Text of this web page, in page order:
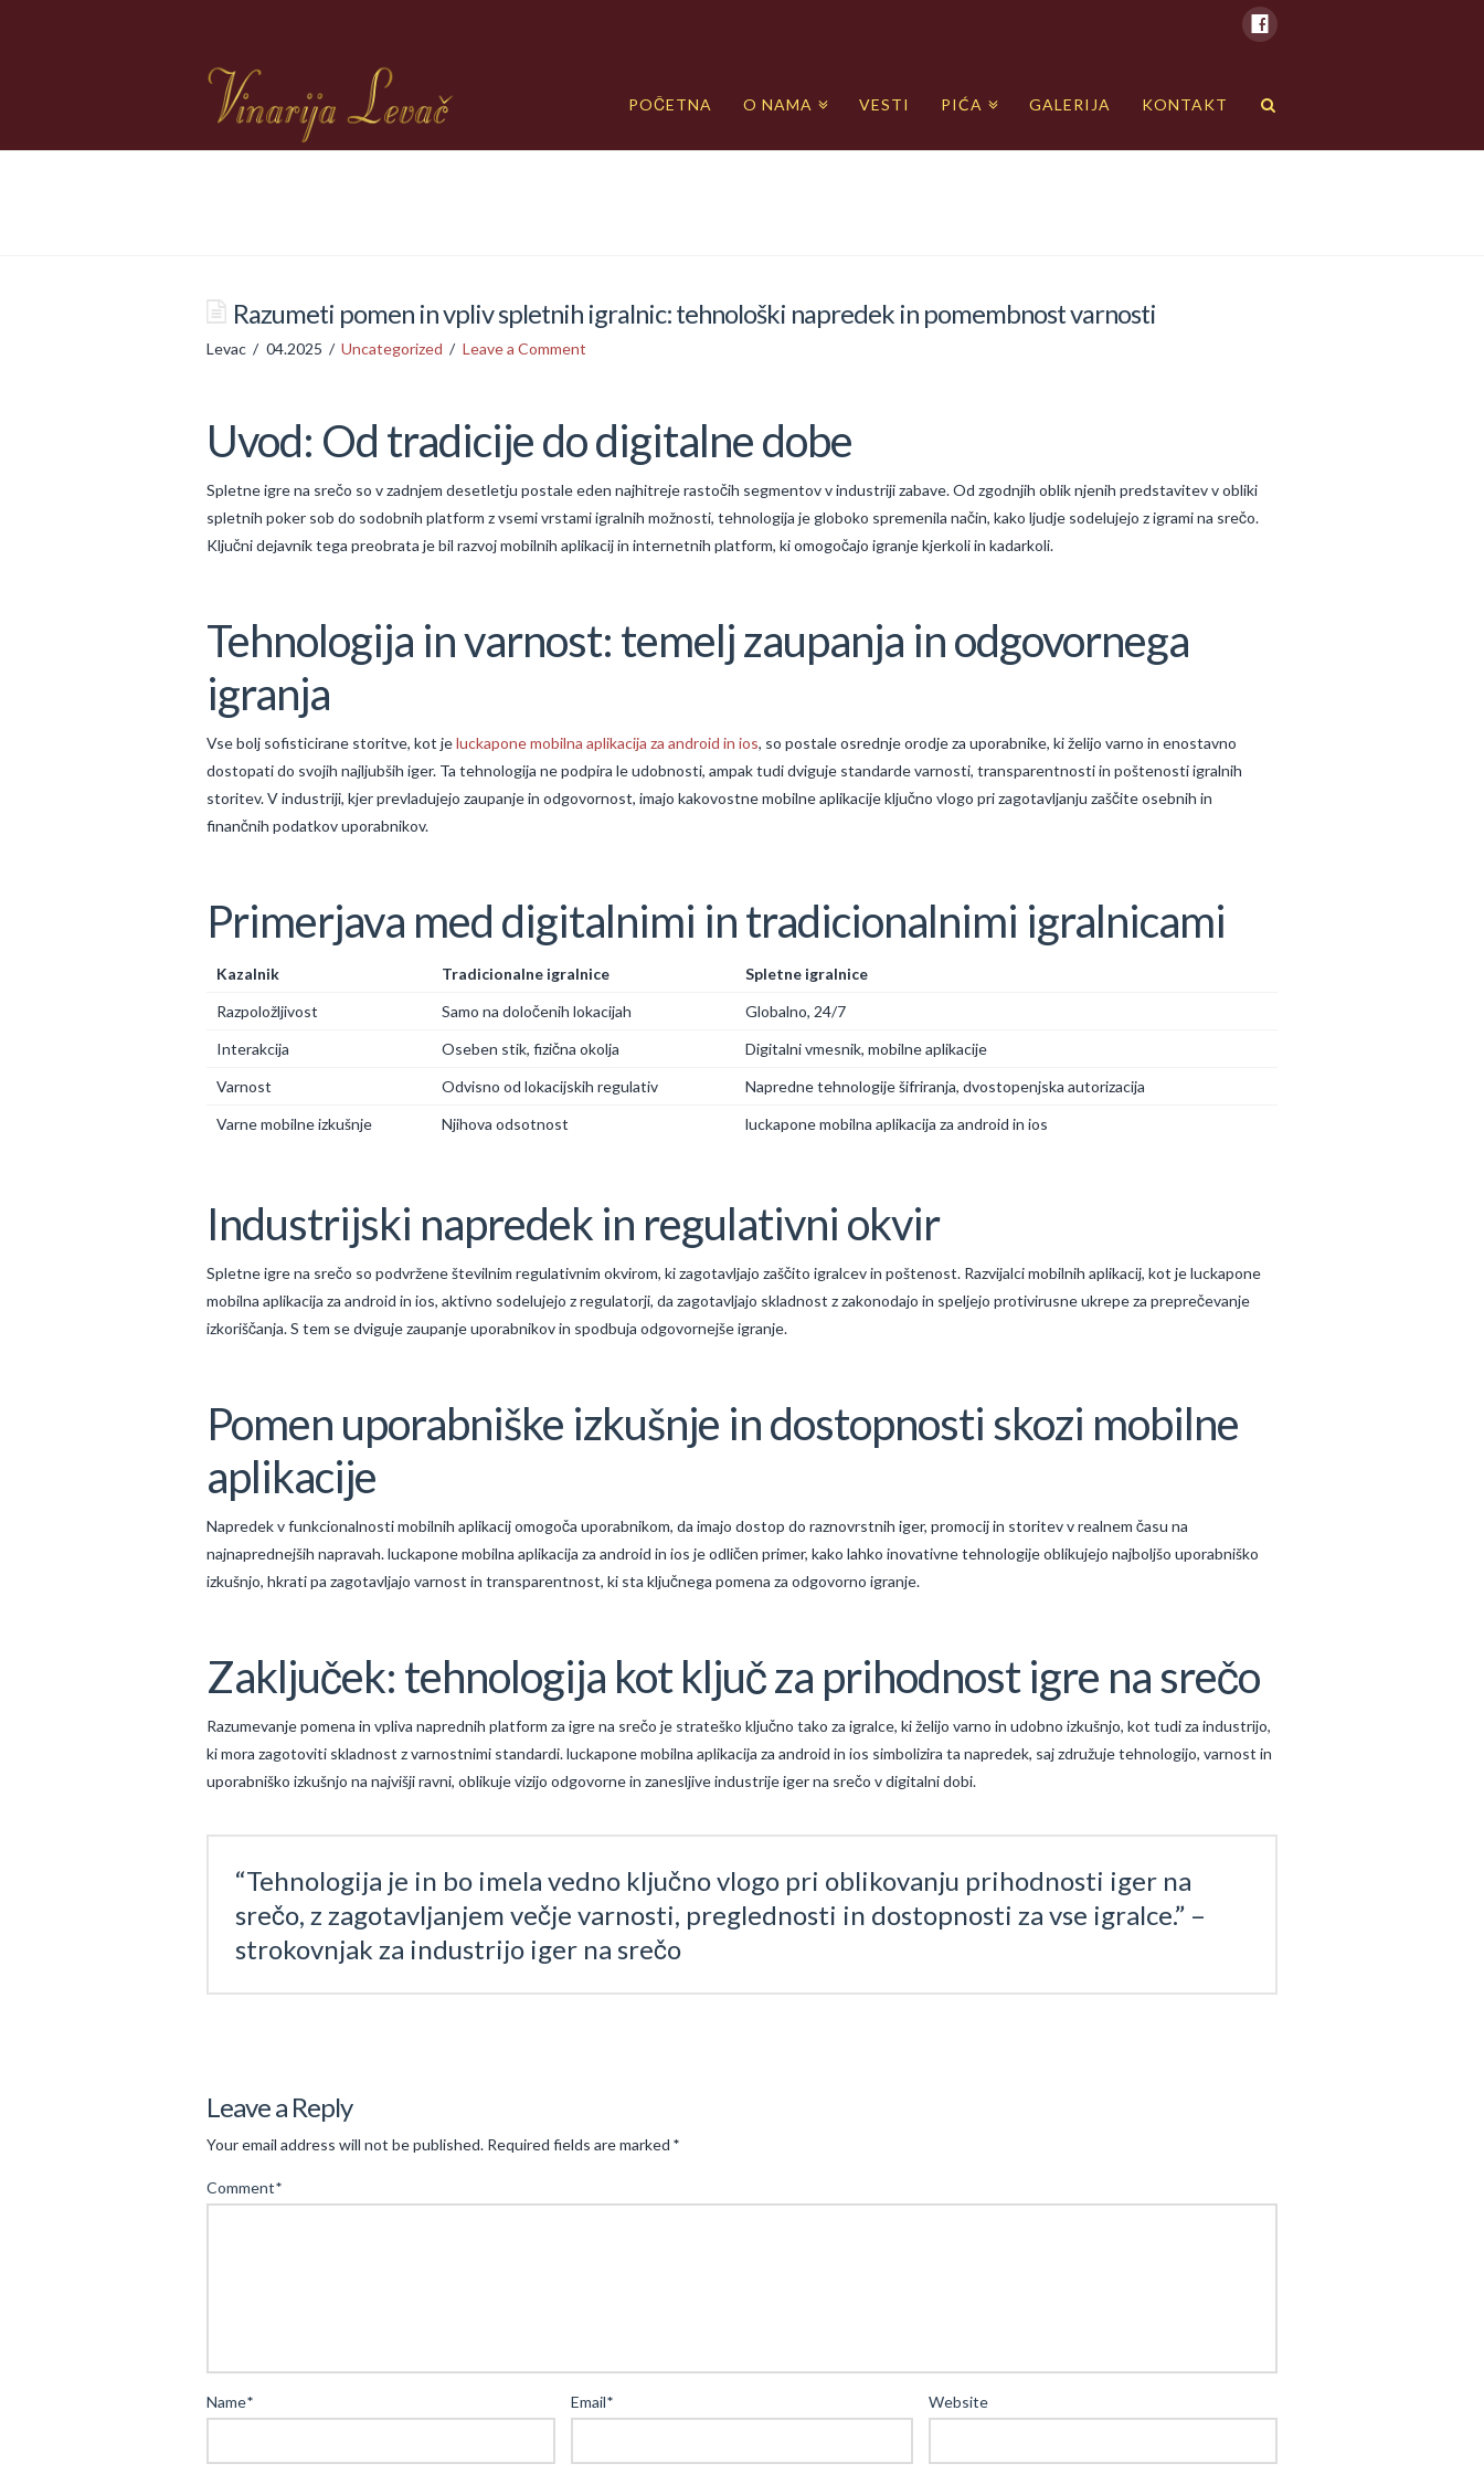
POČETNA O NAMA VESTI PIĆA GALERIJA KONTAKT
Razumeti pomen in vpliv spletnih igralnic: tehnološki napredek in pomembnost varnosti
Levac 04.2025 Uncategorized Leave a Comment
Uvod: Od tradicije do digitalne dobe
Spletne igre na srečo so v zadnjem desetletju postale eden najhitreje rastočih segmentov v industriji zabave. Od zgodnjih oblik njenih predstavitev v obliki
spletnih poker sob do sodobnih platform z vsemi vrstami igralnih možnosti, tehnologija je globoko spremenila način, kako ljudje sodelujejo z igrami na srečo.
Ključni dejavnik tega preobrata je bil razvoj mobilnih aplikacij in internetnih platform, ki omogočajo igranje kjerkoli in kadarkoli.
Tehnologija in varnost: temelj zaupanja in odgovornega
igranja
Vse bolj sofisticirane storitve, kot jeluckapone mobilna aplikacija za android in ios, so postale osrednje orodje za uporabnike, ki želijo varno in enostavno
dostopati do svojih najljubših iger. Ta tehnologija ne podpira le udobnosti, ampak tudi dviguje standarde varnosti, transparentnosti in poštenosti igralnih
storitev. V industriji, kjer prevladujejo zaupanje in odgovornost, imajo kakovostne mobilne aplikacije ključno vlogo pri zagotavljanju zaščite osebnih in
finančnih podatkov uporabnikov.
Primerjava med digitalnimi in tradicionalnimi igralnicami
Kazalnik Tradicionalne igralnice
Spletne igralnice
Razpoložljivost
Samo na določenih lokacijah
Globalno, 24/7
Interakcija
Oseben stik, fizična okolja
Digitalni vmesnik, mobilne aplikacije
Varnost
Odvisno od lokacijskih regulativ
Napredne tehnologije šifriranja, dvostopenjska autorizacija
Varne mobilne izkušnje
Njihova odsotnost luckapone mobilna aplikacija za android in ios
Industrijski napredek in regulativni okvir
Spletne igre na srečo so podvržene številnim regulativnim okvirom, ki zagotavljajo zaščito igralcev in poštenost. Razvijalci mobilnih aplikacij, kot je luckapone
mobilna aplikacija za android in ios, aktivno sodelujejo z regulatorji, da zagotavljajo skladnost z zakonodajo in speljejo protivirusne ukrepe za preprečevanje
izkoriščanja. S tem se dviguje zaupanje uporabnikov in spodbuja odgovornejše igranje.
Pomen uporabniške izkušnje in dostopnosti skozi mobilne
aplikacije
Napredek v funkcionalnosti mobilnih aplikacij omogoča uporabnikom, da imajo dostop do raznovrstnih iger, promocij in storitev v realnem času na
najnaprednejših napravah. luckapone mobilna aplikacija za android in ios je odličen primer, kako lahko inovativne tehnologije oblikujejo najboljšo uporabniško
izkušnjo, hkrati pa zagotavljajo varnost in transparentnost, ki sta ključnega pomena za odgovorno igranje.
Zaključek: tehnologija kot ključ za prihodnost igre na srečo
Razumevanje pomena in vpliva naprednih platform za igre na srečo je strateško ključno tako za igralce, ki želijo varno in udobno izkušnjo, kot tudi za industrijo,
ki mora zagotoviti skladnost z varnostnimi standardi. luckapone mobilna aplikacija za android in ios simbolizira ta napredek, saj združuje tehnologijo, varnost in
uporabniško izkušnjo na najvišji ravni, oblikuje vizijo odgovorne in zanesljive industrije iger na srečo v digitalni dobi.
“Tehnologija je in bo imela vedno ključno vlogo pri oblikovanju prihodnosti iger na
srečo, z zagotavljanjem večje varnosti, preglednosti in dostopnosti za vse igralce.” –
strokovnjak za industrijo iger na srečo
Razumeti
pomen
vpliv
pomembnost
varnosti04.17.2025
Leave a Reply
Your email address will not be published. Required fields are marked *
Comment*
Name* Email* Website